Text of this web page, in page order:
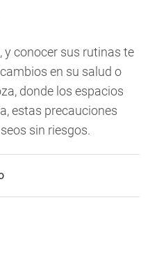
, y conocer sus rutinas te
en su salud o
donde los espacios
estas precauciones
sin riesgos.